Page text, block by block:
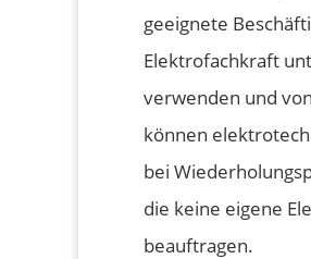
geeignete
Elektrofachkraft
verwenden und
können
bei
die keine eigene
beauftragen.